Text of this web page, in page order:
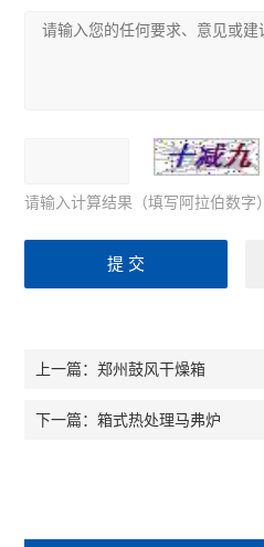
请输入计算结果（填写阿拉伯数字
上一篇：郑州鼓风干燥箱
下一篇：箱式热处理马弗炉